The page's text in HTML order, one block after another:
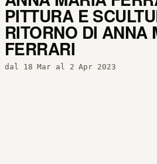
PITTURA E
RITORNO DI ANNA
FERRARI
dal 18 Mar al 2 Apr 2023